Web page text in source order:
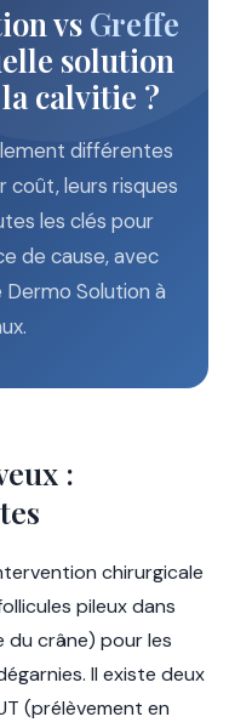
vs Greffe
solution
calvitie ?
différentes
coût, leurs risques
les clés pour
de cause, avec
Solution à
:
chirurgicale
pileux dans
du crâne) pour les
Il existe deux
(prélèvement en